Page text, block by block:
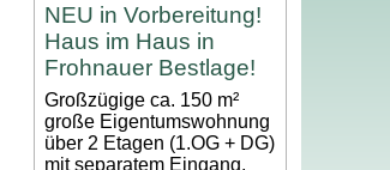
NEU in Vorbereitung!
Haus im Haus in
Frohnauer Bestlage!
Großzügige ca. 150 m²
große Eigentumswohnung
über 2 Etagen (1.OG + DG)
mit separatem Eingang,